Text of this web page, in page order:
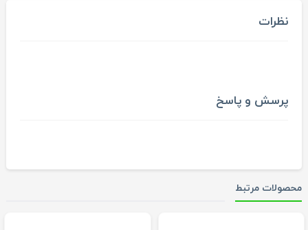
نظرات
پرسش و پاسخ
محصولات مرتبط